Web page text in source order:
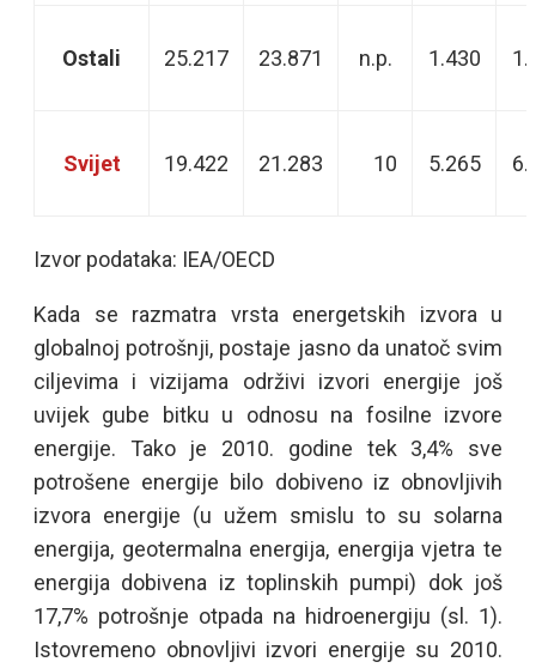
Ostali 25.217 23.871 n.p. 1.430
Svijet 19.422 21.283 10 5.265
Izvor podataka: IEA/OECD
Kada se razmatra vrsta energetskih izvora u
globalnoj potrošnji, postaje jasno da unatoč svim
ciljevima i vizijama održivi izvori energije još
uvijek gube bitku u odnosu na fosilne izvore
energije. Tako je 2010. godine tek 3,4% sve
potrošene energije bilo dobiveno iz obnovljivih
izvora energije (u užem smislu to su solarna
energija, geotermalna energija, energija vjetra te
energija dobivena iz toplinskih pumpi) dok još
17,7% potrošnje otpada na hidroenergiju (sl. 1).
Istovremeno obnovljivi izvori energije su 2010.